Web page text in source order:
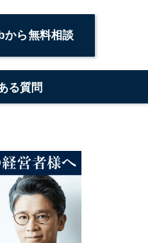
から無料相談
る質問